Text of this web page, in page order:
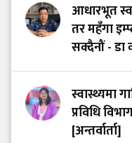
आधारभूत
तर महँगा
सक्दैनौं - डा
स्वास्थ्यमा
प्रविधि
[अन्तर्वार्ता]